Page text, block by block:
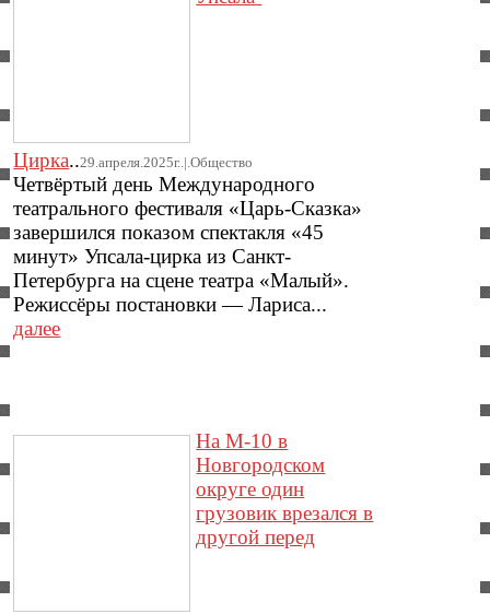
Цирка..29.апреля.2025г..|.Общество
Четвёртый день Международного
театрального фестиваля «Царь-Сказка»
завершился показом спектакля «45
минут» Упсала-цирка из Санкт-
Петербурга на сцене театра «Малый».
Режиссёры постановки — Лариса...
далее
На М-10 в
Новгородском
округе один
грузовик врезался в
другой перед